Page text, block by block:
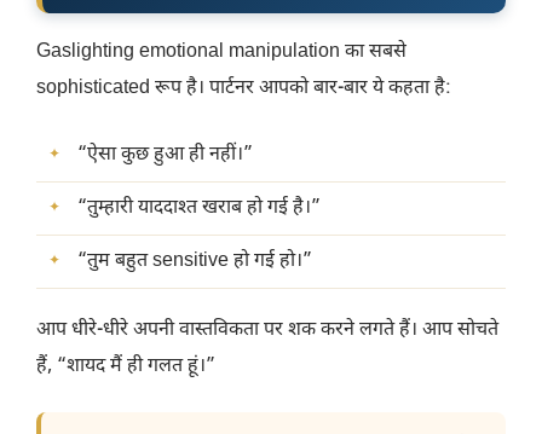
Gaslighting emotional manipulation का सबसे
sophisticated रूप है। पार्टनर आपको बार-बार ये कहता है:
“ऐसा कुछ हुआ ही नहीं।”
“तुम्हारी याददाश्त खराब हो गई है।”
“तुम बहुत sensitive हो गई हो।”
आप धीरे-धीरे अपनी वास्तविकता पर शक करने लगते हैं। आप सोचते
हैं, “शायद मैं ही गलत हूं।”